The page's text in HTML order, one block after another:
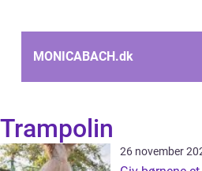
MONICABACH.dk
Trampolin
26 november